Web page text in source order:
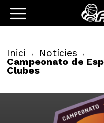
Inici Notícies
Campeonato de
Clubes